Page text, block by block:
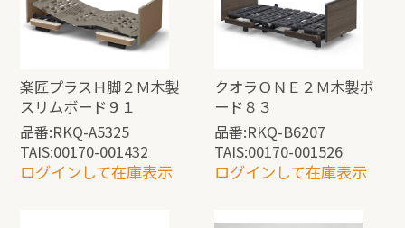
楽匠プラスＨ脚２Ｍ木製
スリムボード９１
品番:RKQ-A5325
TAIS:00170-001432
ログインして在庫表示
クオラＯＮＥ２Ｍ木製ボ
ード８３
品番:RKQ-B6207
TAIS:00170-001526
ログインして在庫表示